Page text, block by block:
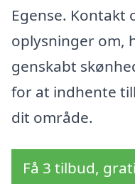
Egense. Kontakt
oplysninger om,
genskabt
for at indhente
dit område.
Få 3 tilbud,